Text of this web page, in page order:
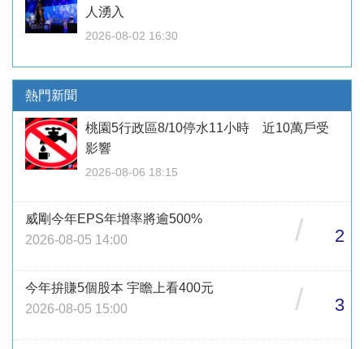
人湧入
2026-08-02 16:30
熱門新聞
桃園5行政區8/10停水11小時 近10萬戶受
影響
2026-08-06 18:15
威剛今年EPS年增率將逾500%
2026-08-05 14:00
/ 2
今年拚賺5個股本 宇瞻上看400元
2026-08-05 15:00
/ 3